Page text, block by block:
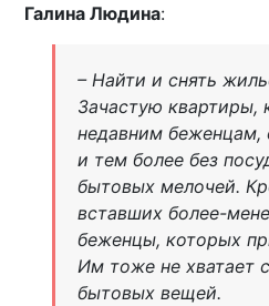
Галина Людина:
– Найти и снять
Зачастую квартиры,
недавним беженцам,
и тем более без
бытовых мелочей.
вставших более-
беженцы, которых
Им тоже не хватает
бытовых вещей.